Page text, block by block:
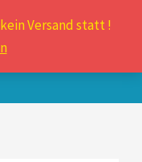
Versand statt !